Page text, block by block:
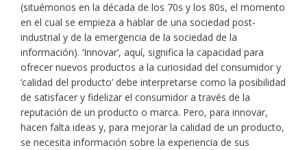
(situémonos en la década de los 70s y los 80s, el momento
en el cual se empieza a hablar de una sociedad post-
industrial y de la emergencia de la sociedad de la
información). ‘Innovar’, aquí, significa la capacidad para
ofrecer nuevos productos a la curiosidad del consumidor y
‘calidad del producto’ debe interpretarse como la posibilidad
de satisfacer y fidelizar el consumidor a través de la
reputación de un producto o marca. Pero, para innovar,
hacen falta ideas y, para mejorar la calidad de un producto,
se necesita información sobre la experiencia de sus